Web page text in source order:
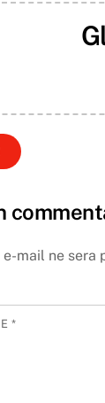
mail ne sera
*